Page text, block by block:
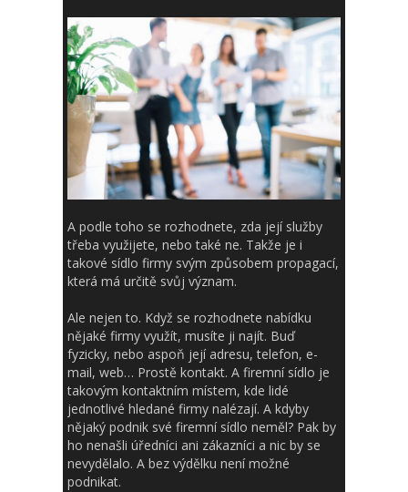
A podle toho se rozhodnete, zda její služby
třeba využijete, nebo také ne. Takže je i
takové sídlo firmy svým způsobem propagací,
která má určitě svůj význam.
Ale nejen to. Když se rozhodnete nabídku
nějaké firmy využít, musíte ji najít. Buď
fyzicky, nebo aspoň její adresu, telefon, e-
mail, web… Prostě kontakt. A firemní sídlo je
takovým kontaktním místem, kde lidé
jednotlivé hledané firmy nalézají. A kdyby
nějaký podnik své firemní sídlo neměl? Pak by
ho nenašli úředníci ani zákazníci a nic by se
nevydělalo. A bez výdělku není možné
podnikat.